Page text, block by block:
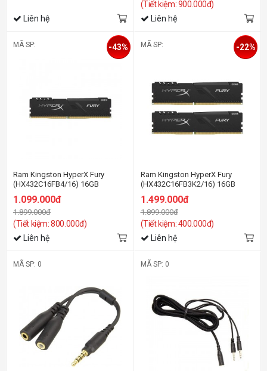
Liên hệ
(Tiết kiệm: 900.000đ)
Liên hệ
MÃ SP:
Ram Kingston HyperX Fury
(HX432C16FB4/16) 16GB
1.099.000đ
1.899.000đ
(Tiết kiệm: 800.000đ)
-43%
Liên hệ
MÃ SP:
Ram Kingston HyperX Fury
(HX432C16FB3K2/16) 16GB
1.499.000đ
1.899.000đ
(Tiết kiệm: 400.000đ)
-22%
Liên hệ
MÃ SP: 0 MÃ SP: 0